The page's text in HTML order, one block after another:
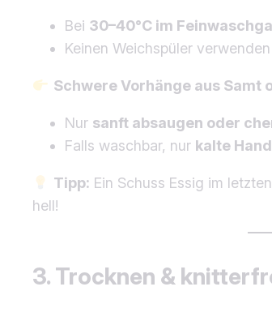
Bei 30–40°C im
Keinen Weichspüler
Schwere Vorhänge aus Samt
Nur sanft absaugen oder
Falls waschbar, nur kalte
Tipp: Ein Schuss Essig im
hell!
3. Trocknen &